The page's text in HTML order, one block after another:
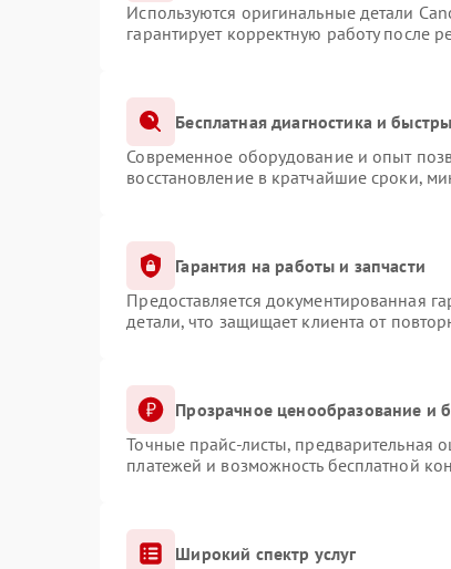
Используются оригинальные детали
гарантирует корректную работу после
Бесплатная диагностика и
Современное оборудование и опыт
восстановление в кратчайшие сроки,
Гарантия на работы и запчасти
Предоставляется документированная
детали, что защищает клиента от
Прозрачное ценообразование и
Точные прайс-листы, предварительная
платежей и возможность бесплатной
Широкий спектр услуг